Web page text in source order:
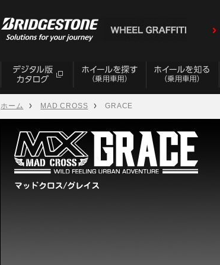
ホーム MAD CROSS GRACE